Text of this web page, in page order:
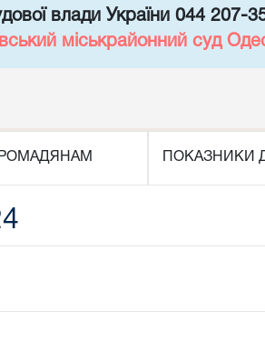
влади України 044 207-
міськрайонний суд
ПОКАЗНИКИ